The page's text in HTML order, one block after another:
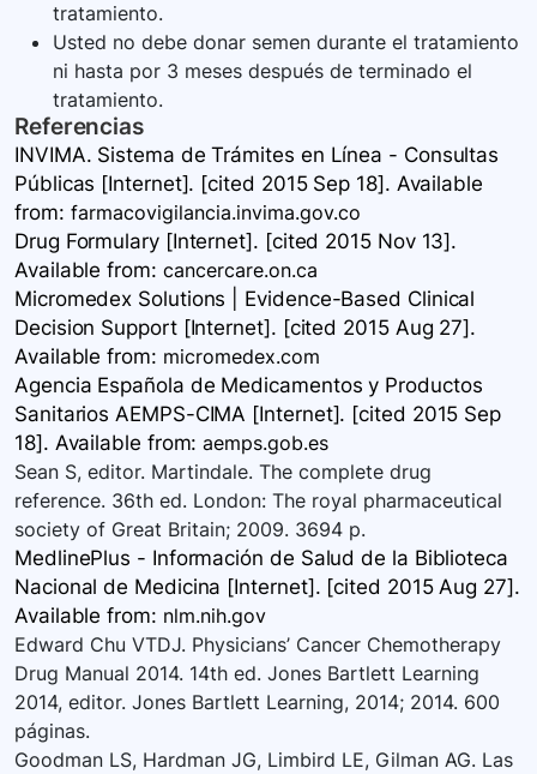
tratamiento.
Usted no debe donar semen durante el tratamiento
ni hasta por 3 meses después de terminado el
tratamiento.
Referencias
INVIMA. Sistema de Trámites en Línea - Consultas
Públicas [Internet]. [cited 2015 Sep 18]. Available
from: farmacovigilancia.invima.gov.co
Drug Formulary [Internet]. [cited 2015 Nov 13].
Available from: cancercare.on.ca
Micromedex Solutions | Evidence-Based Clinical
Decision Support [Internet]. [cited 2015 Aug 27].
Available from: micromedex.com
Agencia Española de Medicamentos y Productos
Sanitarios AEMPS-CIMA [Internet]. [cited 2015 Sep
18]. Available from:aemps.gob.es
Sean S, editor. Martindale. The complete drug
reference. 36th ed. London: The royal pharmaceutical
society of Great Britain; 2009. 3694 p.
MedlinePlus - Información de Salud de la Biblioteca
Nacional de Medicina [Internet]. [cited 2015 Aug 27].
Available from: nlm.nih.gov
Edward Chu VTDJ. Physicians’ Cancer Chemotherapy
Drug Manual 2014. 14th ed. Jones Bartlett Learning
2014, editor. Jones Bartlett Learning, 2014; 2014. 600
páginas.
Goodman LS, Hardman JG, Limbird LE, Gilman AG. Las